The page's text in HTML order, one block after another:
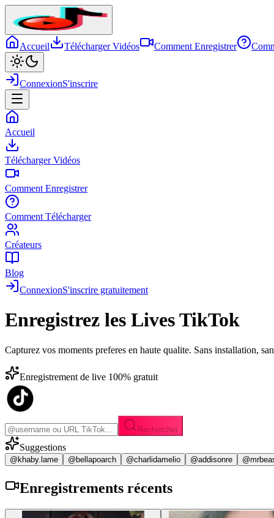
Accueil Télécharger Vidéos Comment Enregistrer
ConnexionS'inscrire
Accueil
Télécharger Vidéos
Comment Enregistrer
Comment Télécharger
Créateurs
Blog
ConnexionS'inscrire gratuitement
Enregistrez les Lives TikTok
Capturez vos moments preferes en haute qualite. Sans installation,
Enregistrement de live 100% gratuit
Rechercher
Suggestions
@khaby.lame @bellapoarch @charlidamelio @addisonre
Enregistrements récents